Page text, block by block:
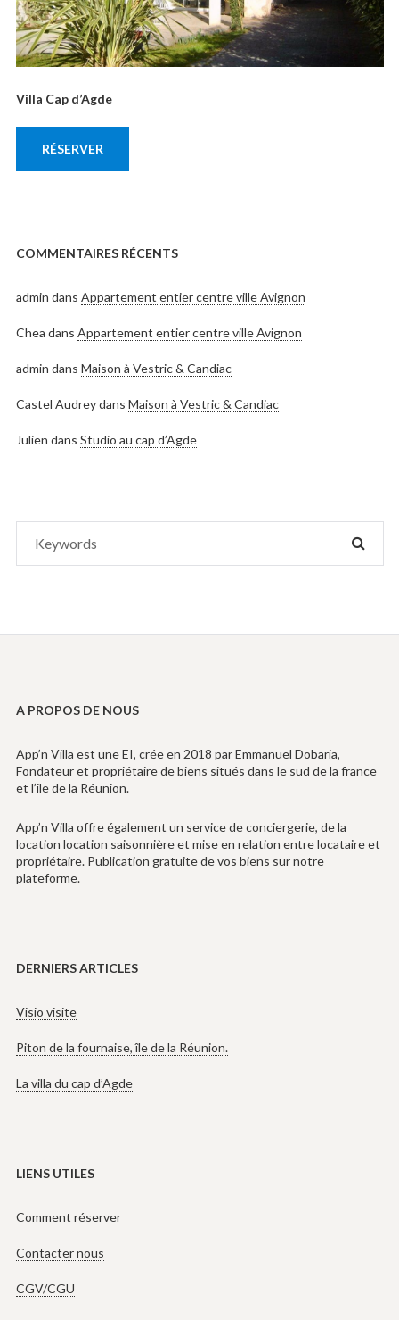
Villa Cap d’Agde
RÉSERVER
COMMENTAIRES RÉCENTS
admin dans Appartement entier centre ville Avignon
Chea dans Appartement entier centre ville Avignon
admin dans Maison à Vestric & Candiac
Castel Audreydans Maison à Vestric & Candiac
Julien dans Studio au cap d’Agde
A PROPOS DE NOUS
App’n Villa est une EI, crée en 2018 par Emmanuel Dobaria,
Fondateur et propriétaire de biens situés dans le sud de la france
et l’ile de la Réunion.
App’n Villa offre également un service de conciergerie, de la
location location saisonnière et mise en relation entre locataire et
propriétaire. Publication gratuite de vos biens sur notre
plateforme.
DERNIERS ARTICLES
Visio visite
Piton de la fournaise, île de la Réunion.
La villa du cap d’Agde
LIENS UTILES
Comment réserver
Contacter nous
CGV/CGU